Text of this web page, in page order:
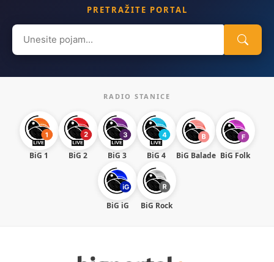
PRETRAŽITE PORTAL
Search
for:
RADIO STANICE
BiG 1 BiG 2 BiG 3 BiG 4 BiG Balade BiG Folk
BiG iG BiG Rock